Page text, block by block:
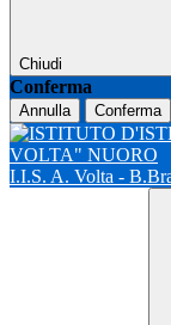
Chiudi
Conferma
Annulla Conferma
I.I.S. A. Volta -